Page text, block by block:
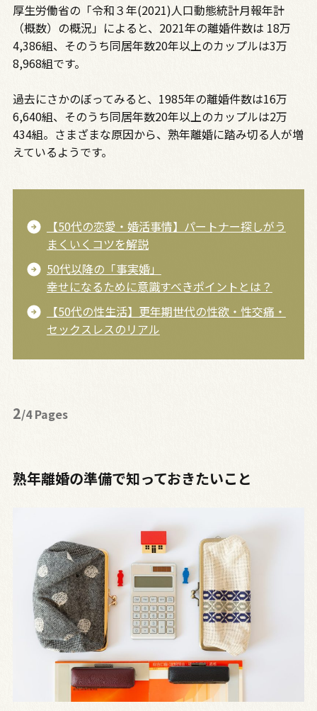
厚生労働省の「令和３年(2021)人口動態統計月報年計
（概数）の概況」によると、2021年の離婚件数は 18万
4,386組、そのうち同居年数20年以上のカップルは3万
8,968組です。
過去にさかのぼってみると、1985年の離婚件数は16万
6,640組、そのうち同居年数20年以上のカップルは2万
434組。さまざまな原因から、熟年離婚に踏み切る人が増
えているようです。
【50代の恋愛・婚活事情】パートナー探しがう
まくいくコツを解説
50代以降の「事実婚」
幸せになるために意識すべきポイントとは？
【50代の性生活】更年期世代の性欲・性交痛・
セックスレスのリアル
2/4 Pages
熟年離婚の準備で知っておきたいこと